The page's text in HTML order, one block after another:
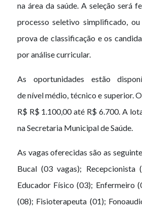
na área da saúde. A seleção será
processo seletivo simplificado,
prova de classificação e os
por análise curricular.
As oportunidades estão
de nível médio, técnico e superior.
R$ R$ 1.100,00 até R$ 6.700. A
na Secretaria Municipal de Saúde.
As vagas oferecidas são as
Bucal (03 vagas); Recepcionista
Educador Físico (03); Enfermeiro
(08); Fisioterapeuta (01);